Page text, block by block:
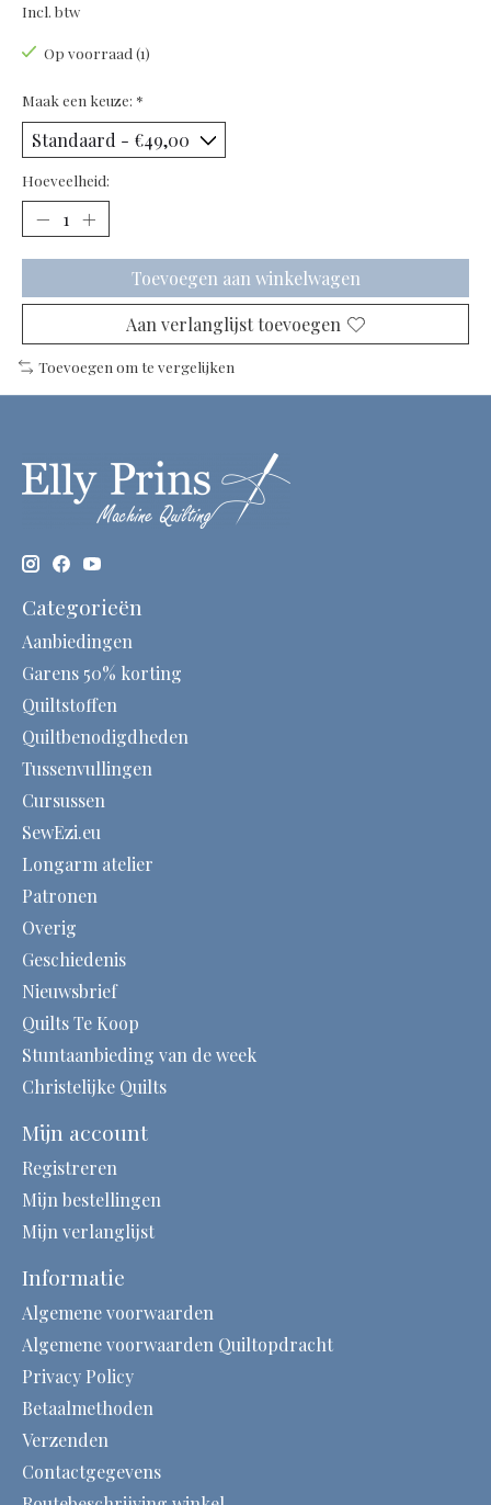
Incl. btw
Op voorraad (1)
Maak een keuze: *
Hoeveelheid:
Toevoegen aan winkelwagen
Aan verlanglijst toevoegen
Toevoegen om te vergelijken
Categorieën
Aanbiedingen
Garens 50% korting
Quiltstoffen
Quiltbenodigdheden
Tussenvullingen
Cursussen
SewEzi.eu
Longarm atelier
Patronen
Overig
Geschiedenis
Nieuwsbrief
Quilts Te Koop
Stuntaanbieding van de week
Christelijke Quilts
Mijn account
Registreren
Mijn bestellingen
Mijn verlanglijst
Informatie
Algemene voorwaarden
Algemene voorwaarden Quiltopdracht
Privacy Policy
Betaalmethoden
Verzenden
Contactgegevens